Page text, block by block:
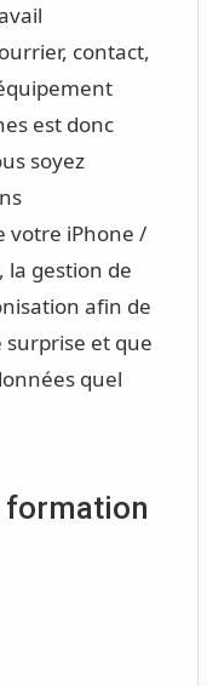
contact,
est donc
soyez
votre iPhone /
la gestion de
afin de
surprise et que
quel
formation